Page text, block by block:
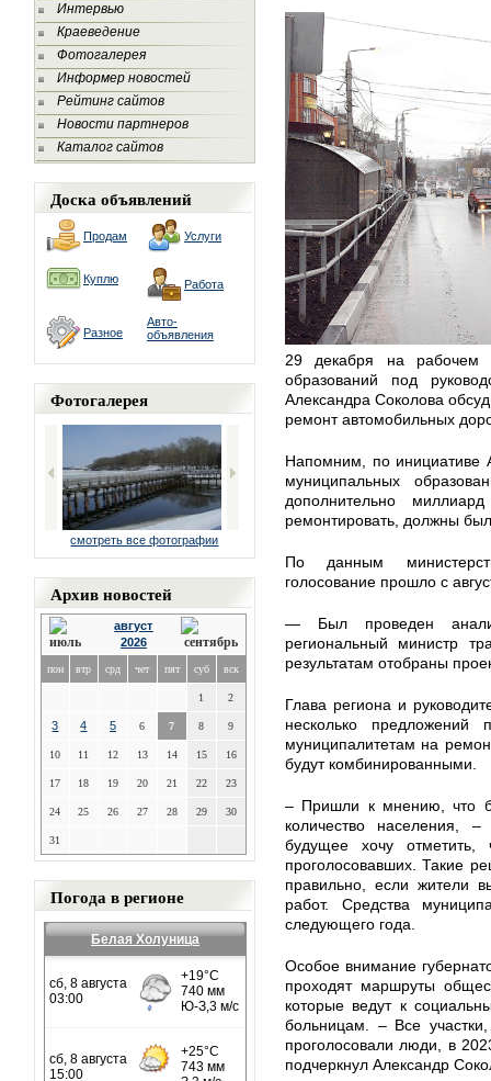
Интервью
Краеведение
Фотогалерея
Информер новостей
Рейтинг сайтов
Новости партнеров
Каталог сайтов
Доска объявлений
Продам Услуги
Куплю Работа
Разное
Авто-
объявления
Фотогалерея
смотреть все фотографии
Архив новостей
август
2026
пон втр срд чет пят суб вск
1 2
3 4 5 6 7 8 9
10 11 12 13 14 15 16
17 18 19 20 21 22 23
24 25 26 27 28 29 30
31
Погода в регионе
Белая Холуница
29 декабря на рабочем
образований под
Александра Соколова
ремонт автомобильных
Напомним, по инициативе
муниципальных
дополнительно
ремонтировать, должны
По данным
голосование прошло с
— Был проведен
региональный министр
результатам отобраны
Глава региона и
несколько предложений
муниципалитетам на
будут комбинированными.
– Пришли к мнению, что
количество населения,
будущее хочу отметить,
проголосовавших. Такие
правильно, если жители
работ. Средства
следующего года.
Особое внимание
проходят маршруты
которые ведут к
больницам. – Все
проголосовали люди, в
подчеркнул Александр